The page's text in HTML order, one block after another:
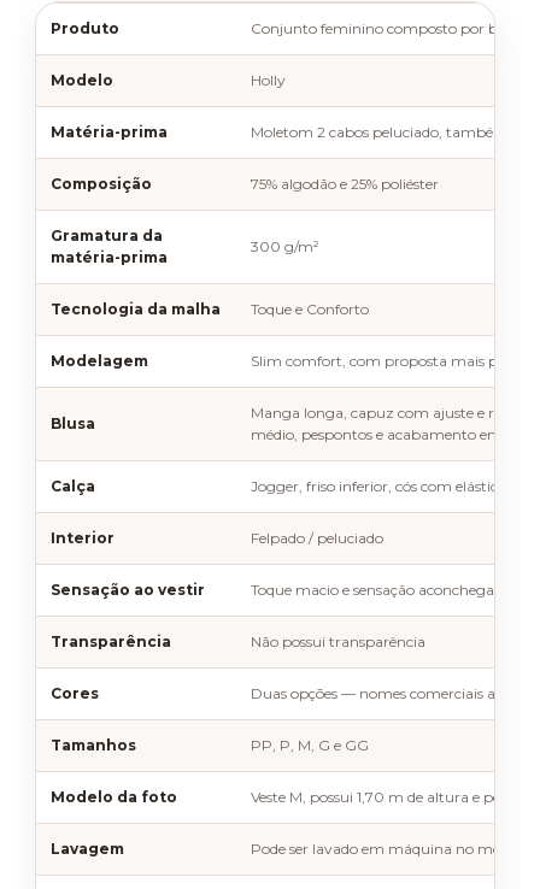
Produto Conjunto feminino composto por blusa e
Modelo Holly
Matéria-prima Moletom 2 cabos peluciado, também
Composição 75% algodão e 25% poliéster
Gramatura da
matéria-prima
300 g/m²
Tecnologia da malha Toque e Conforto
Modelagem Slim comfort, com proposta mais
Blusa
Manga longa, capuz com ajuste e
médio, pespontos e acabamento em
Calça Jogger, friso inferior, cós com elástico e
Interior Felpado / peluciado
Sensação ao vestir Toque macio e sensação aconchegante
Transparência Não possui transparência
Cores Duas opções — nomes comerciais a
Tamanhos PP, P, M, G e GG
Modelo da foto Veste M, possui 1,70 m de altura e pesa 63
Lavagem Pode ser lavado em máquina no modo